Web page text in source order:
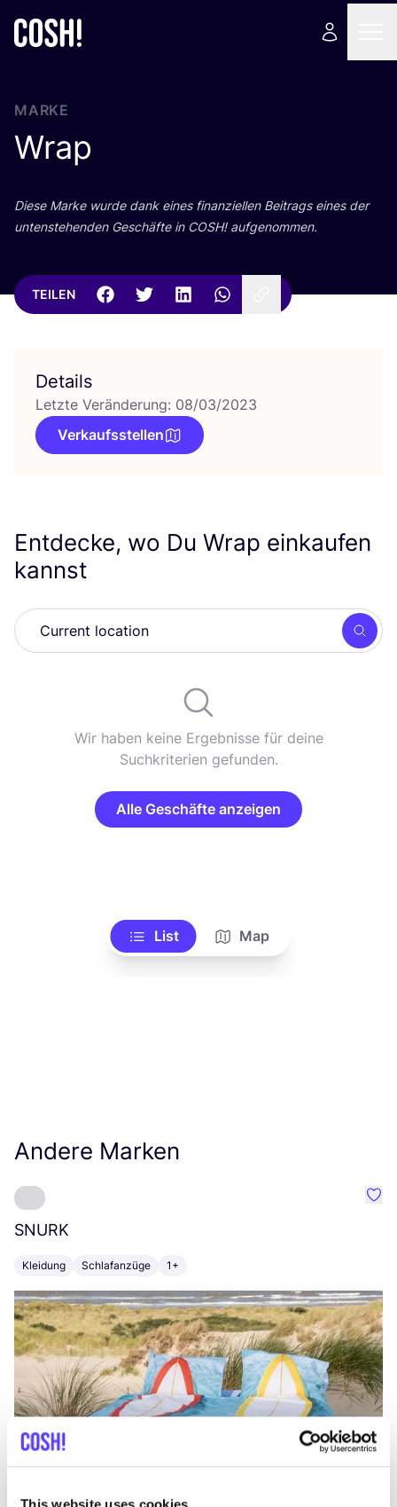
This website uses cookies
MARKE
Wrap
Die­se Mar­ke wur­de dank eines finan­zi­el­len Bei­trags eines der
unten­ste­hen­den Geschäf­te in COSH! aufgenommen.
TEILEN
Details
Letzte Veränderung: 08/03/2023
Verkaufsstellen
Entdecke, wo Du Wrap einkaufen
kannst
Wir haben keine Ergebnisse für deine
Suchkriterien gefunden.
Alle Geschäfte anzeigen
List Map
Andere Marken
SNURK
Kleidung Schlafanzüge 1+